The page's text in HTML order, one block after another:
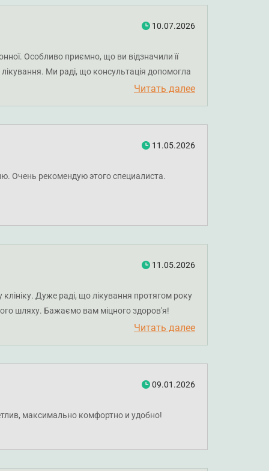
10.07.2026
Особливо приємно, що ви відзначили її
лікування. Ми раді, що консультація допомогла
Читать далее
11.05.2026
Очень рекомендую этого специалиста.
11.05.2026
Дуже раді, що лікування протягом року
шляху. Бажаємо вам міцного здоров'я!
Читать далее
09.01.2026
максимально комфортно и удобно!